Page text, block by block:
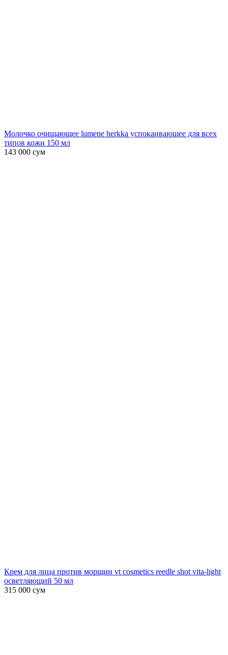
Молочко очищающее lumene herkka успокаивающее для всех
типов кожи 150 мл
143 000 сум
Крем для лица против морщин vt cosmetics reedle shot vita-light
осветляющий 50 мл
315 000 сум